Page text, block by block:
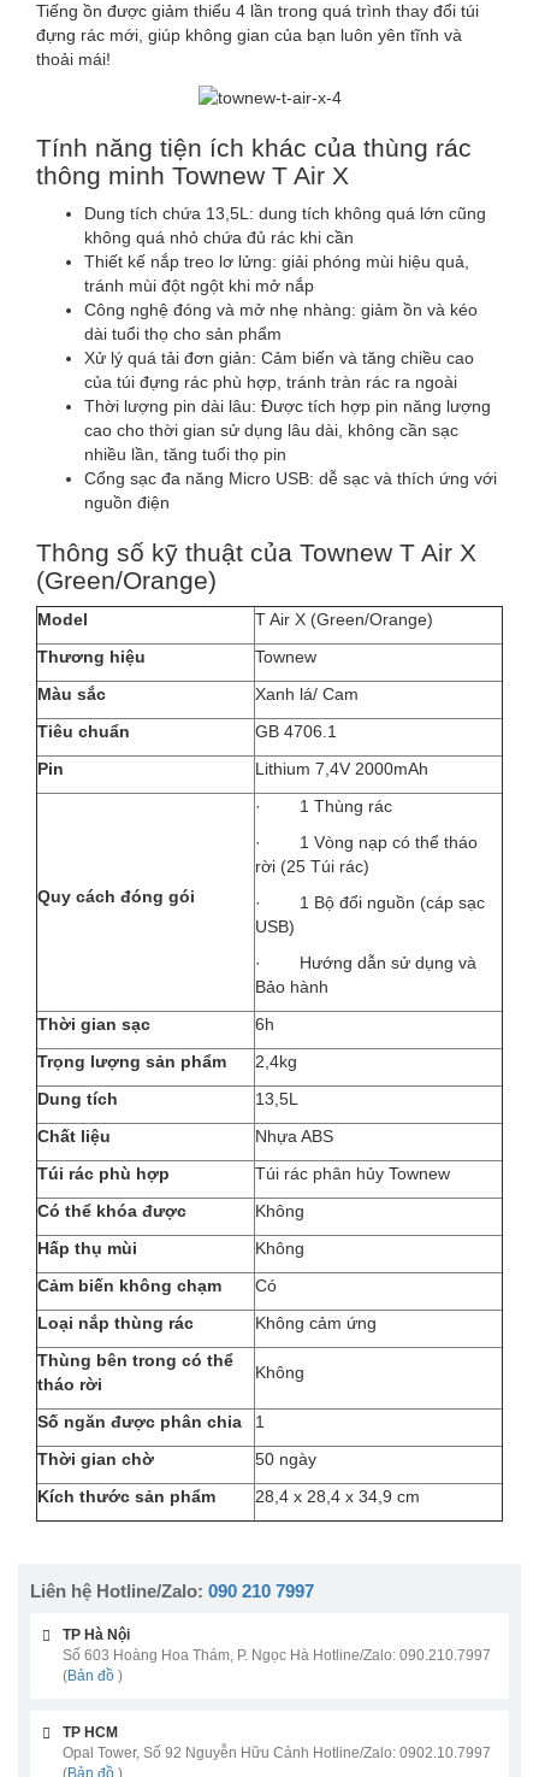
Tiếng ồn được giảm thiểu 4 lần trong quá trình thay đổi túi
đựng rác mới, giúp không gian của bạn luôn yên tĩnh và
thoải mái!
Tính năng tiện ích khác của thùng rác
thông minh Townew T Air X
Dung tích chứa 13,5L: dung tích không quá lớn cũng
không quá nhỏ chứa đủ rác khi cần
Thiết kế nắp treo lơ lửng: giải phóng mùi hiệu quả,
tránh mùi đột ngột khi mở nắp
Công nghệ đóng và mở nhẹ nhàng: giảm ồn và kéo
dài tuổi thọ cho sản phẩm
Xử lý quá tải đơn giản: Cảm biến và tăng chiều cao
của túi đựng rác phù hợp, tránh tràn rác ra ngoài
Thời lượng pin dài lâu: Được tích hợp pin năng lượng
cao cho thời gian sử dụng lâu dài, không cần sạc
nhiều lần, tăng tuổi thọ pin
Cổng sạc đa năng Micro USB: dễ sạc và thích ứng với
nguồn điện
Thông số kỹ thuật của Townew T Air X
(Green/Orange)
Model
T Air X (Green/Orange)
Thương hiệu
Townew
Màu sắc
Xanh lá/ Cam
Tiêu chuẩn
GB 4706.1
Pin
Lithium 7,4V 2000mAh
Quy cách đóng gói
· 1 Thùng rác
· 1 Vòng nạp có thể tháo
rời (25 Túi rác)
· 1 Bộ đổi nguồn (cáp sạc
USB)
· Hướng dẫn sử dụng và
Bảo hành
Thời gian sạc
6h
Trọng lượng sản phẩm
2,4kg
Dung tích
13,5L
Chất liệu
Nhựa ABS
Túi rác phù hợp
Túi rác phân hủy Townew
Có thể khóa được
Không
Hấp thụ mùi
Không
Cảm biến không chạm
Có
Loại nắp thùng rác
Không cảm ứng
Thùng bên trong có thể
tháo rời
Không
Số ngăn được phân chia
1
Thời gian chờ
50 ngày
Kích thước sản phẩm
28,4 x 28,4 x 34,9 cm
Liên hệ Hotline/Zalo: 090 210 7997
TP Hà Nội
Số 603 Hoàng Hoa Thám, P. Ngọc Hà Hotline/Zalo: 090.210.7997
(Bản đồ )
TP HCM
Opal Tower, Số 92 Nguyễn Hữu Cảnh Hotline/Zalo: 0902.10.7997
(Bản đồ )